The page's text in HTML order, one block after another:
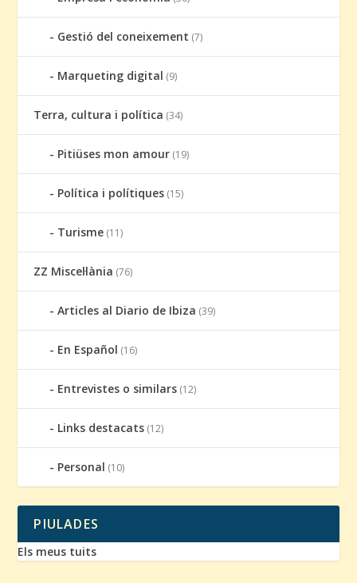
Gestió del coneixement (7)
Marqueting digital (9)
Terra, cultura i política (34)
Pitiüses mon amour (19)
Política i polítiques (15)
Turisme (11)
ZZ Miscel·lània (76)
Articles al Diario de Ibiza (39)
En Español (16)
Entrevistes o similars (12)
Links destacats (12)
Personal (10)
PIULADES
Els meus tuits